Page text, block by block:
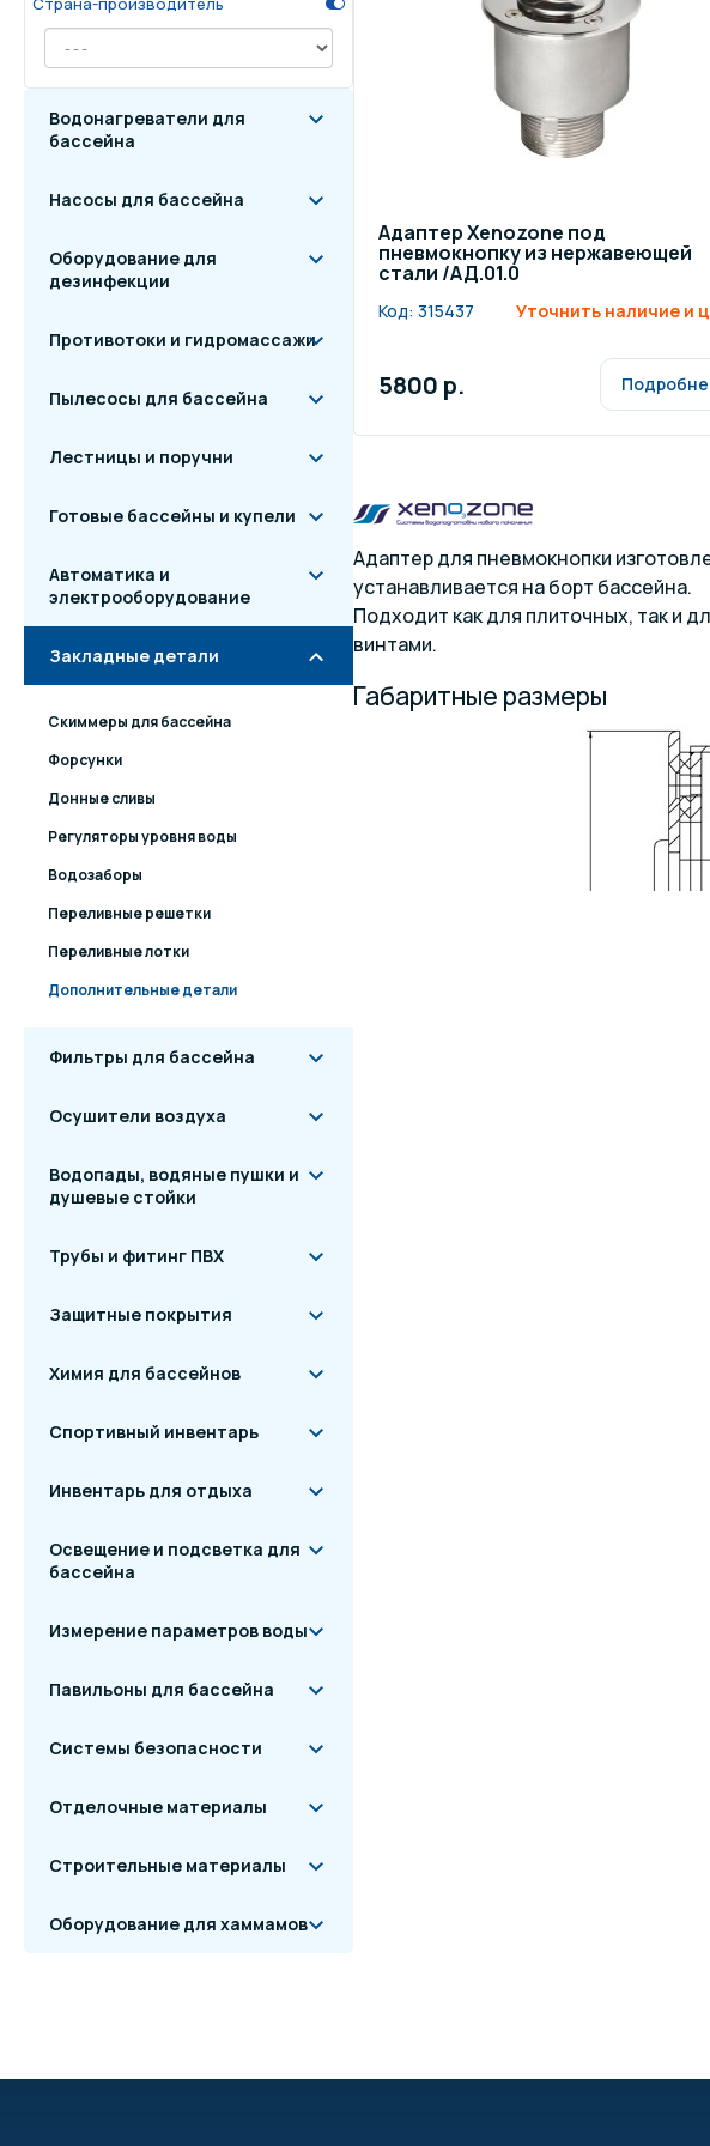
Освещение и подсветка
бассейна
Системы безопасности Отделочные материалы
Водонагреватели для
бассейна
Насосы для бассейна
Оборудование для
дезинфекции
Противотоки и гидромассажи
Пылесосы для бассейна
Лестницы и поручни
Готовые бассейны и купели
Автоматика и
электрооборудование
Закладные детали
Скиммеры для бассейна
Форсунки
Донные сливы
Регуляторы уровня воды
Водозаборы
Переливные решетки
Переливные лотки
Дополнительные детали
Фильтры для бассейна
Осушители воздуха
Водопады, водяные пушки и
душевые стойки
Трубы и фитинг ПВХ
Защитные покрытия
Химия для бассейнов
Спортивный инвентарь
Инвентарь для отдыха
Освещение и подсветка для
бассейна
Измерение параметров воды
Павильоны для бассейна
Системы безопасности
Отделочные материалы
Строительные материалы
Оборудование для хаммамов
Адаптер Xenozone под
пневмокнопку из нержавеющей
стали /АД.01.0
Код: 315437 Уточнить наличие и
5800 р.
Адаптер для пневмокнопки
устанавливается на борт бассейна.
Подходит как для плиточных, так и
винтами.
Габаритные размеры